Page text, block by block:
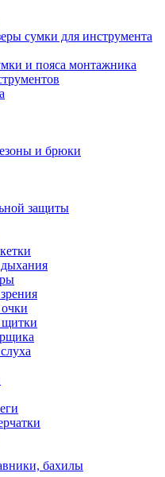
сумки для инструмента
и пояса монтажника
и брюки
защиты
бахилы